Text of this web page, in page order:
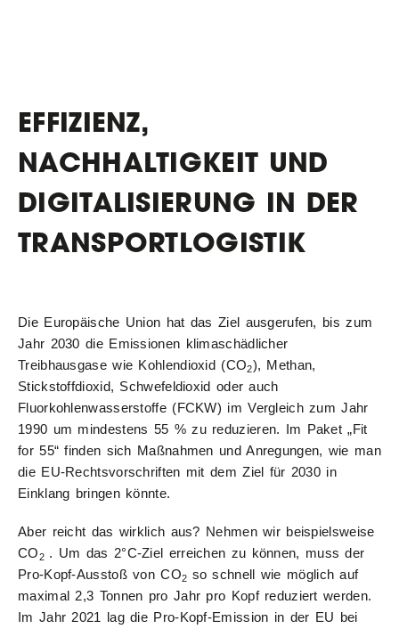
EFFIZIENZ,
NACHHALTIGKEIT UND
DIGITALISIERUNG IN DER
TRANSPORTLOGISTIK
Die Europäische Union hat das Ziel ausgerufen, bis zum
Jahr 2030 die Emissionen klimaschädlicher
Treibhausgase wie Kohlendioxid (CO2), Methan,
Stickstoffdioxid, Schwefeldioxid oder auch
Fluorkohlenwasserstoffe (FCKW) im Vergleich zum Jahr
1990 um mindestens 55 % zu reduzieren. Im Paket „Fit
for 55“ finden sich Maßnahmen und Anregungen, wie man
die EU-Rechtsvorschriften mit dem Ziel für 2030 in
Einklang bringen könnte.
Aber reicht das wirklich aus? Nehmen wir beispielsweise
CO2 . Um das 2°C-Ziel erreichen zu können, muss der
Pro-Kopf-Ausstoß von CO2 so schnell wie möglich auf
maximal 2,3 Tonnen pro Jahr pro Kopf reduziert werden.
Im Jahr 2021 lag die Pro-Kopf-Emission in der EU bei